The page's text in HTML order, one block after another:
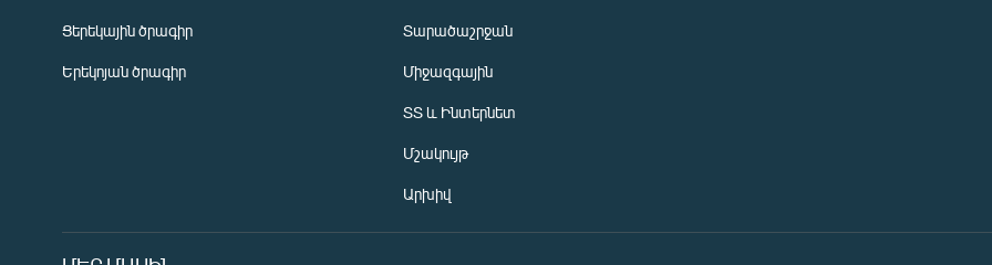
Ցերեկային ծրագիր
Երեկոյան ծրագիր
Տարածաշրջան
Միջազգային
ՏՏ և Ինտերնետ
Մշակույթ
Արխիվ